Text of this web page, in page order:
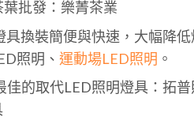
批發：樂菁茶業
具換裝簡便與快速，大幅降
照明、 運動場LED照明 。
佳的取代LED照明燈具：拓